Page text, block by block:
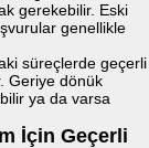
gerekebilir. Eski
genellikle
süreçlerde geçerli
Geriye dönük
ya da varsa
İçin Geçerli